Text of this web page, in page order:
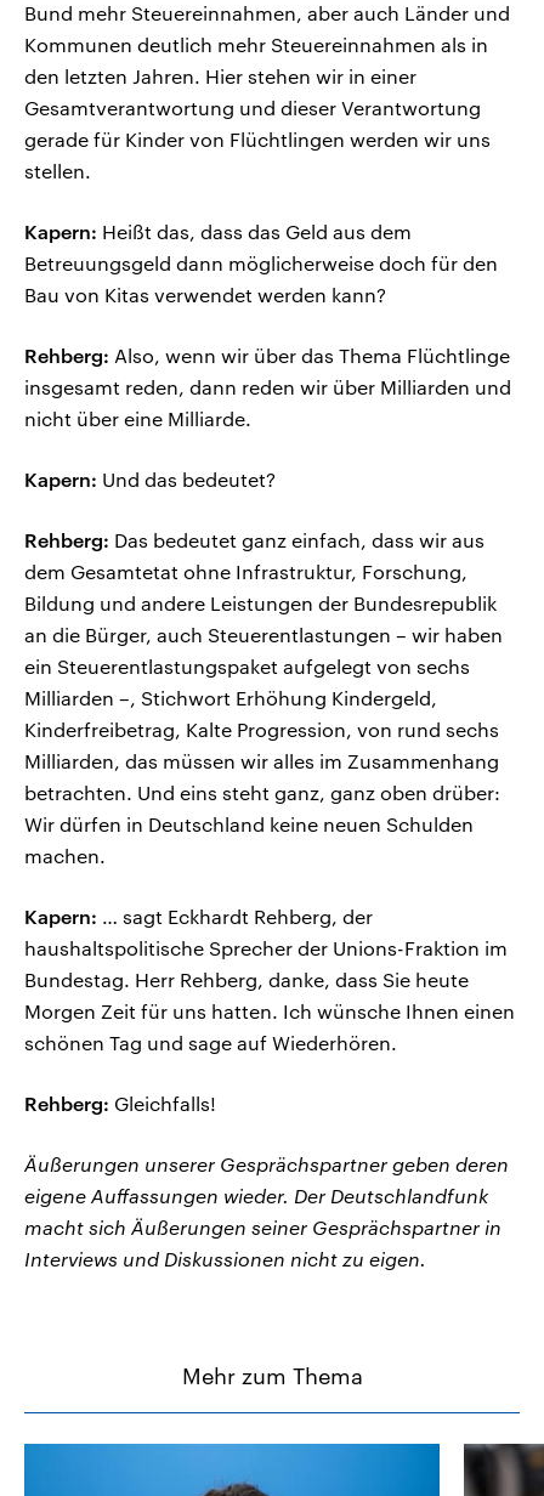
Bund mehr Steuereinnahmen, aber auch Länder und
Kommunen deutlich mehr Steuereinnahmen als in
den letzten Jahren. Hier stehen wir in einer
Gesamtverantwortung und dieser Verantwortung
gerade für Kinder von Flüchtlingen werden wir uns
stellen.
Kapern: Heißt das, dass das Geld aus dem
Betreuungsgeld dann möglicherweise doch für den
Bau von Kitas verwendet werden kann?
Rehberg: Also, wenn wir über das Thema Flüchtlinge
insgesamt reden, dann reden wir über Milliarden und
nicht über eine Milliarde.
Kapern: Und das bedeutet?
Rehberg: Das bedeutet ganz einfach, dass wir aus
dem Gesamtetat ohne Infrastruktur, Forschung,
Bildung und andere Leistungen der Bundesrepublik
an die Bürger, auch Steuerentlastungen – wir haben
ein Steuerentlastungspaket aufgelegt von sechs
Milliarden –, Stichwort Erhöhung Kindergeld,
Kinderfreibetrag, Kalte Progression, von rund sechs
Milliarden, das müssen wir alles im Zusammenhang
betrachten. Und eins steht ganz, ganz oben drüber:
Wir dürfen in Deutschland keine neuen Schulden
machen.
Kapern: … sagt Eckhardt Rehberg, der
haushaltspolitische Sprecher der Unions-Fraktion im
Bundestag. Herr Rehberg, danke, dass Sie heute
Morgen Zeit für uns hatten. Ich wünsche Ihnen einen
schönen Tag und sage auf Wiederhören.
Rehberg: Gleichfalls!
Äußerungen unserer Gesprächspartner geben deren
eigene Auffassungen wieder. Der Deutschlandfunk
macht sich Äußerungen seiner Gesprächspartner in
Interviews und Diskussionen nicht zu eigen.
Mehr zum Thema